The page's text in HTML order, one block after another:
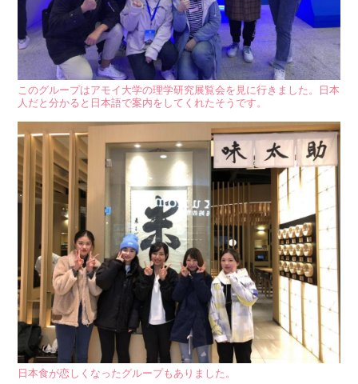
このグループはアモイ大学の理学研究展覧会を見に行きました。日本
人だと分かると日本語で案内をしてくれたそうです。
日本食が恋しくなったグループもありました。